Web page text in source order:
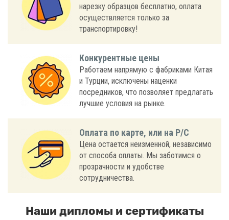
нарезку образцов бесплатно, оплата
осуществляется только за
транспортировку!
Конкурентные цены
Работаем напрямую с фабриками Китая
и Турции, исключены наценки
посредников, что позволяет предлагать
лучшие условия на рынке.
Оплата по карте, или на Р/С
Цена остается неизменной, независимо
от способа оплаты. Мы заботимся о
прозрачности и удобстве
сотрудничества.
Наши дипломы и сертификаты